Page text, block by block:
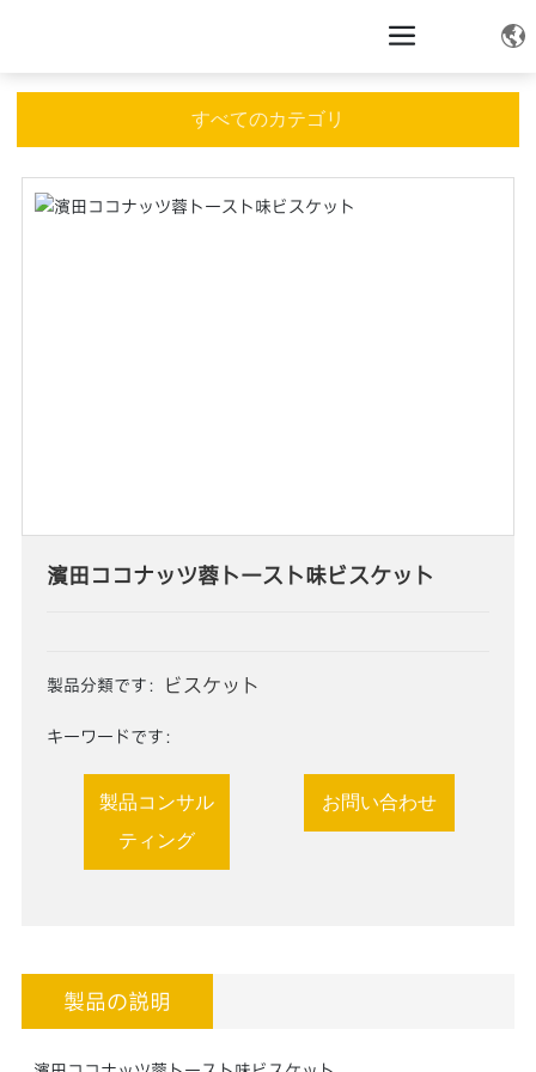
すべてのカテゴリ
濱田ココナッツ蓉トースト味ビスケット
製品分類です： ビスケット
キーワードです：
製品コンサル
ティング
お問い合わせ
製品の説明